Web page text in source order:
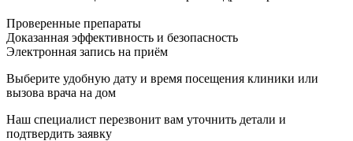
Проверенные препараты
Доказанная эффективность и безопасность
Электронная запись на приём
Выберите удобную дату и время посещения клиники или
вызова врача на дом
Наш специалист перезвонит вам уточнить детали и
подтвердить заявку